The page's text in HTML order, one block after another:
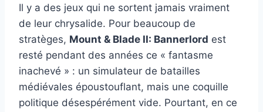
Il y a des jeux qui ne sortent jamais vraiment
de leur chrysalide. Pour beaucoup de
stratèges, Mount & Blade II: Bannerlord est
resté pendant des années ce « fantasme
inachevé » : un simulateur de batailles
médiévales époustouflant, mais une coquille
politique désespérément vide. Pourtant, en ce